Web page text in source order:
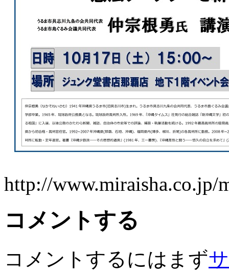
http://www.miraisha.co.jp/
コメントする
コメントするにはまず